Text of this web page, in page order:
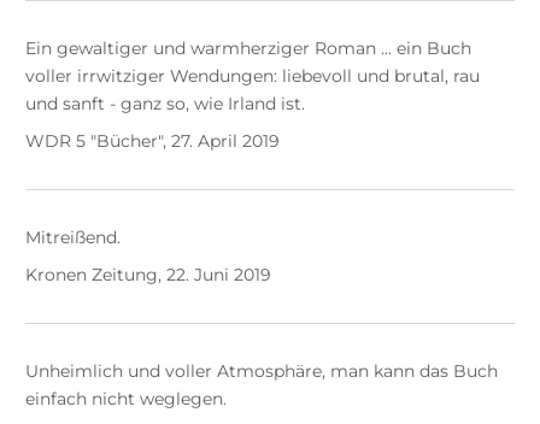
Ein gewaltiger und warmherziger Roman ... ein Buch
voller irrwitziger Wendungen: liebevoll und brutal, rau
und sanft - ganz so, wie Irland ist.
WDR 5 "Bücher", 27. April 2019
Mitreißend.
Kronen Zeitung, 22. Juni 2019
Unheimlich und voller Atmosphäre, man kann das Buch
einfach nicht weglegen.